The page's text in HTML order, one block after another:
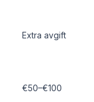
Extra avgift
€50–€100